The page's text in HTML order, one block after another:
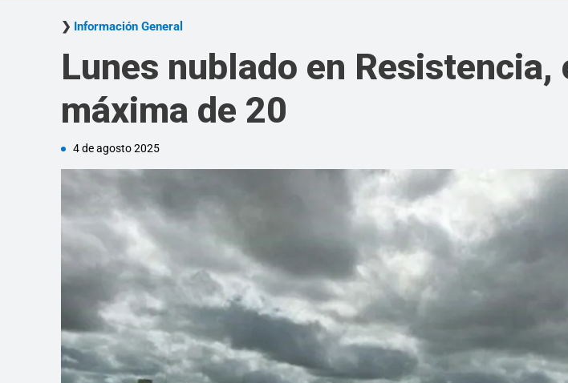
Linea
Información General
Lunes nublado en
máxima de 20
4 de agosto 2025